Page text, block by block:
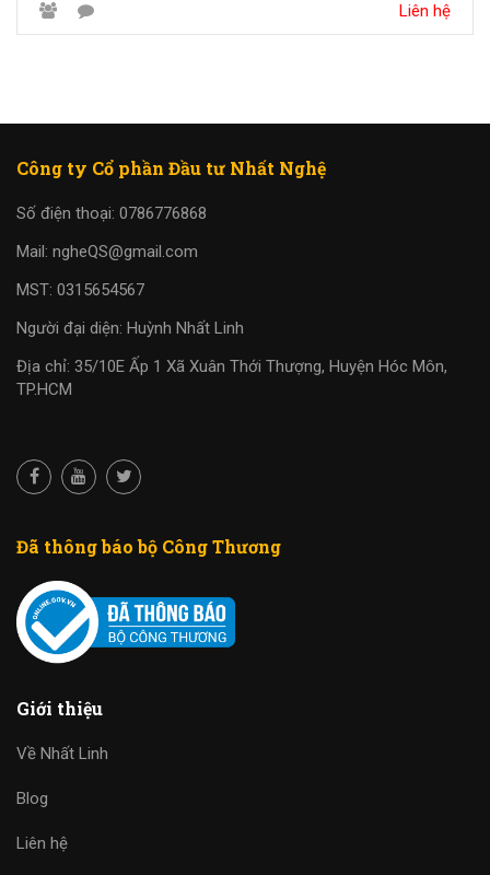
Liên hệ
Công ty Cổ phần Đầu tư Nhất Nghệ
Số điện thoại: 0786776868
Mail: ngheQS@gmail.com
MST: 0315654567
Người đại diện: Huỳnh Nhất Linh
Địa chỉ: 35/10E Ấp 1 Xã Xuân Thới Thượng, Huyện Hóc Môn,
TP.HCM
Đã thông báo bộ Công Thương
Giới thiệu
Về Nhất Linh
Blog
Liên hệ